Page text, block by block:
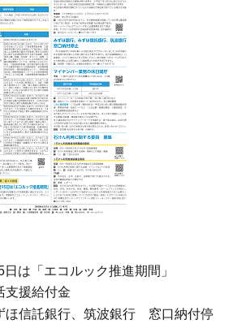
は「エコルック推進期間」
支援給付金
ほ信託銀行、筑波銀行 窓口納付停